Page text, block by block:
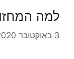
למה
3 באוקטובר 2020